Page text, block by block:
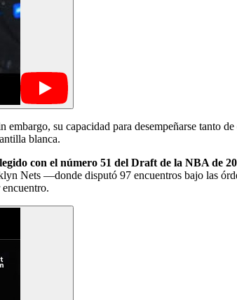
embargo, su capacidad para desempeñarse tanto de
blanca.
con el número 51 del Draft de la NBA de
Nets —donde disputó 97 encuentros bajo las